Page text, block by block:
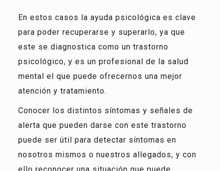
En estos casos la ayuda psicológica es clave
para poder recuperarse y superarlo, ya que
este se diagnostica como un trastorno
psicológico, y es un profesional de la salud
mental el que puede ofrecernos una mejor
atención y tratamiento.
Conocer los distintos síntomas y señales de
alerta que pueden darse con este trastorno
puede ser útil para detectar síntomas en
nosotros mismos o nuestros allegados, y con